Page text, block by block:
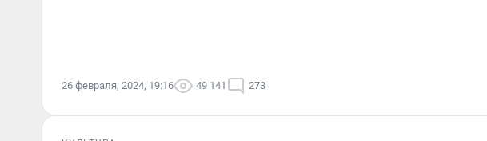
26 февраля, 2024, 19:16 49 141 273